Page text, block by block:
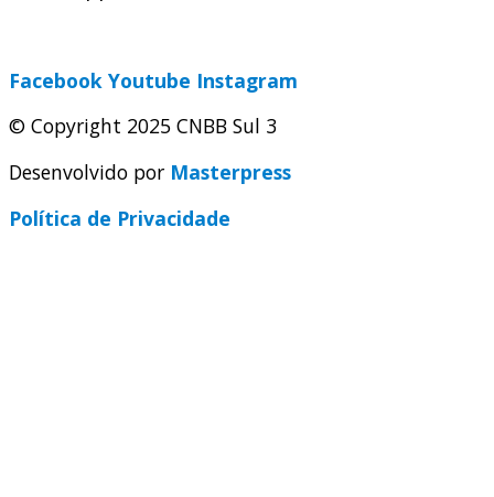
Facebook Youtube Instagram
© Copyright 2025 CNBB Sul 3
Desenvolvido por Masterpress
Política de Privacidade